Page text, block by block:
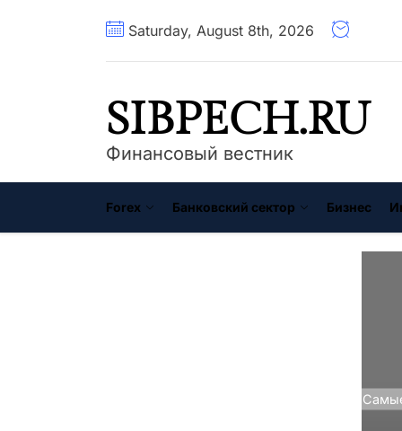
Saturday, August 8th, 2026
SIBPECH.RU
Финансовый вестник
Forex Банковский сектор Бизнес